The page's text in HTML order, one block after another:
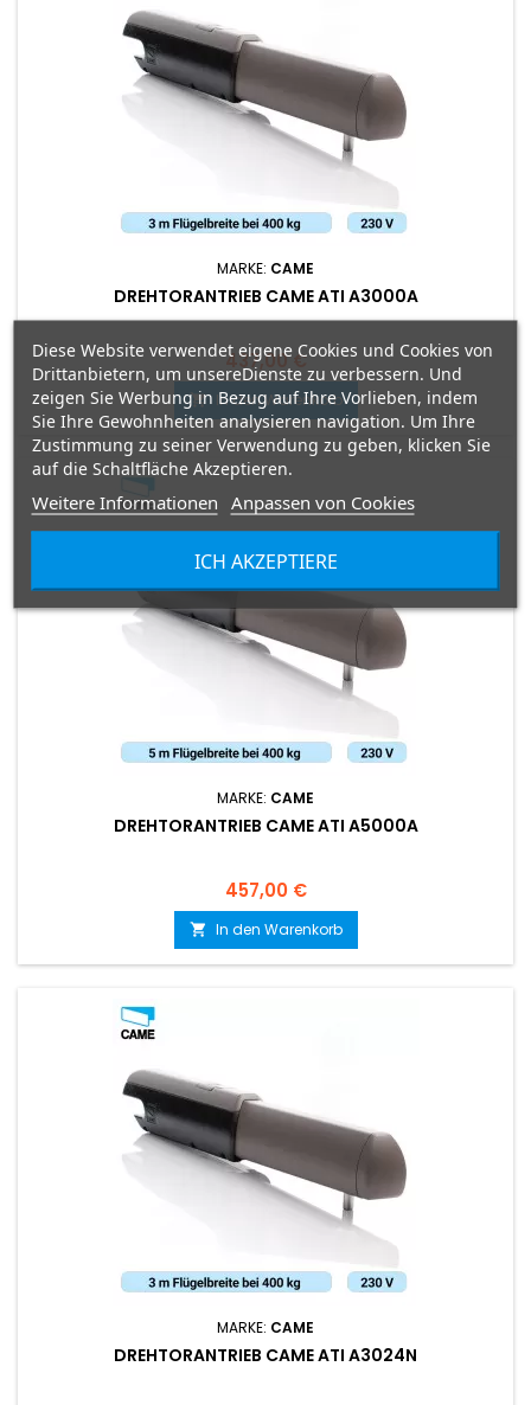
MARKE: CAME
DREHTORANTRIEB CAME ATI A3000A
Preis
437,00 €
 In den Warenkorb
MARKE: CAME
DREHTORANTRIEB CAME ATI A5000A
Preis
457,00 €
 In den Warenkorb
MARKE: CAME
DREHTORANTRIEB CAME ATI A3024N
Diese Website verwendet eigene Cookies und Cookies von
Drittanbietern, um unsereDienste zu verbessern. Und
zeigen Sie Werbung in Bezug auf Ihre Vorlieben, indem
Sie Ihre Gewohnheiten analysieren navigation. Um Ihre
Zustimmung zu seiner Verwendung zu geben, klicken Sie
auf die Schaltfläche Akzeptieren.
Weitere Informationen Anpassen von Cookies
ICH AKZEPTIERE